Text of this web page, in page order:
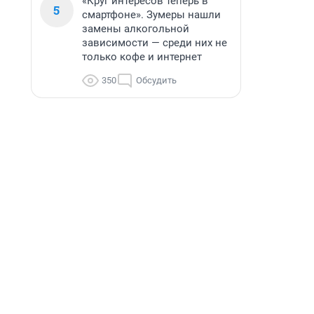
5
смартфоне». Зумеры нашли
замены алкогольной
зависимости — среди них не
только кофе и интернет
350 Обсудить